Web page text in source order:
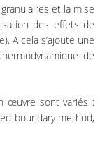
et la mise
des effets de
A cela s’ajoute une
de
œuvre sont variés :
boundary method,